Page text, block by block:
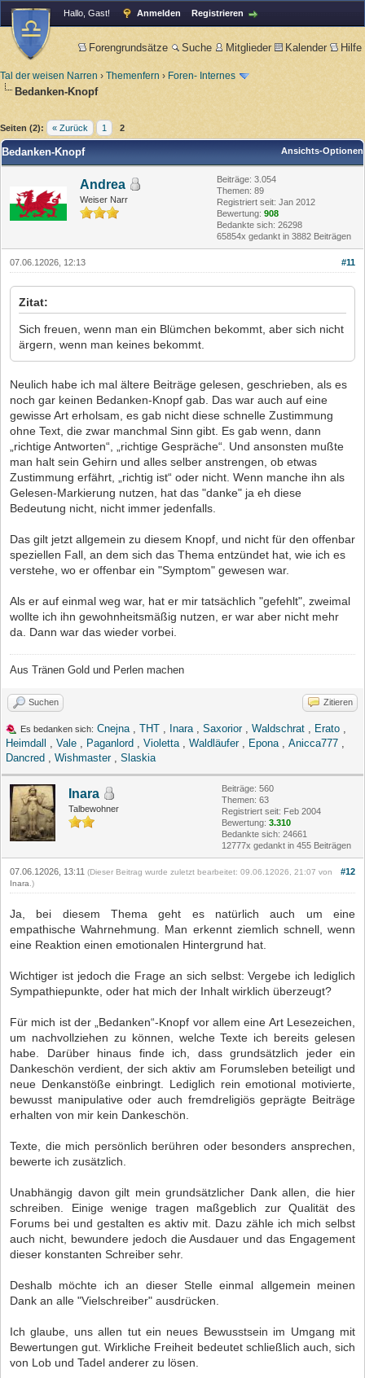
Hallo, Gast! Anmelden Registrieren
Forengrundsätze Suche Mitglieder Kalender Hilfe
Tal der weisen Narren › Themenfern › Foren- Internes
Bedanken-Knopf
Seiten (2): « Zurück 1 2
Ansichts-Optionen
Bedanken-Knopf
Andrea
Weiser Narr
Beiträge: 3.054
Themen: 89
Registriert seit: Jan 2012
Bewertung: 908
Bedankte sich: 26298
65854x gedankt in 3882 Beiträgen
#11
07.06.12026, 12:13
Zitat:
Sich freuen, wenn man ein Blümchen bekommt, aber sich nicht
ärgern, wenn man keines bekommt.
Neulich habe ich mal ältere Beiträge gelesen, geschrieben, als es
noch gar keinen Bedanken-Knopf gab. Das war auch auf eine
gewisse Art erholsam, es gab nicht diese schnelle Zustimmung
ohne Text, die zwar manchmal Sinn gibt. Es gab wenn, dann
„richtige Antworten“, „richtige Gespräche“. Und ansonsten mußte
man halt sein Gehirn und alles selber anstrengen, ob etwas
Zustimmung erfährt, „richtig ist“ oder nicht. Wenn manche ihn als
Gelesen-Markierung nutzen, hat das "danke" ja eh diese
Bedeutung nicht, nicht immer jedenfalls.
Das gilt jetzt allgemein zu diesem Knopf, und nicht für den offenbar
speziellen Fall, an dem sich das Thema entzündet hat, wie ich es
verstehe, wo er offenbar ein "Symptom" gewesen war.
Als er auf einmal weg war, hat er mir tatsächlich "gefehlt", zweimal
wollte ich ihn gewohnheitsmäßig nutzen, er war aber nicht mehr
da. Dann war das wieder vorbei.
Aus Tränen Gold und Perlen machen
Suchen Zitieren
Es bedanken sich: Cnejna THT Inara Saxorior, Waldschrat Erato
Heimdall
Vale Paganlord Violetta Waldläufer, Epona Anicca777
Dancred
Wishmaster, Slaskia
Inara
Talbewohner
Beiträge: 560
Themen: 63
Registriert seit: Feb 2004
Bewertung: 3.310
Bedankte sich: 24661
12777x gedankt in 455 Beiträgen
#12
07.06.12026, 13:11 (Dieser Beitrag wurde zuletzt bearbeitet: 09.06.12026, 21:07 von
Inara .)
Ja, bei diesem Thema geht es natürlich auch um eine
empathische Wahrnehmung. Man erkennt ziemlich schnell, wenn
eine Reaktion einen emotionalen Hintergrund hat.
Wichtiger ist jedoch die Frage an sich selbst: Vergebe ich lediglich
Sympathiepunkte, oder hat mich der Inhalt wirklich überzeugt?
Für mich ist der „Bedanken“-Knopf vor allem eine Art Lesezeichen,
um nachvollziehen zu können, welche Texte ich bereits gelesen
habe. Darüber hinaus finde ich, dass grundsätzlich jeder ein
Dankeschön verdient, der sich aktiv am Forumsleben beteiligt und
neue Denkanstöße einbringt. Lediglich rein emotional motivierte,
bewusst manipulative oder auch fremdreligiös geprägte Beiträge
erhalten von mir kein Dankeschön.
Texte, die mich persönlich berühren oder besonders ansprechen,
bewerte ich zusätzlich.
Unabhängig davon gilt mein grundsätzlicher Dank allen, die hier
schreiben. Einige wenige tragen maßgeblich zur Qualität des
Forums bei und gestalten es aktiv mit. Dazu zähle ich mich selbst
auch nicht, bewundere jedoch die Ausdauer und das Engagement
dieser konstanten Schreiber sehr.
Deshalb möchte ich an dieser Stelle einmal allgemein meinen
Dank an alle "Vielschreiber" ausdrücken.
Ich glaube, uns allen tut ein neues Bewusstsein im Umgang mit
Bewertungen gut. Wirkliche Freiheit bedeutet schließlich auch, sich
von Lob und Tadel anderer zu lösen.